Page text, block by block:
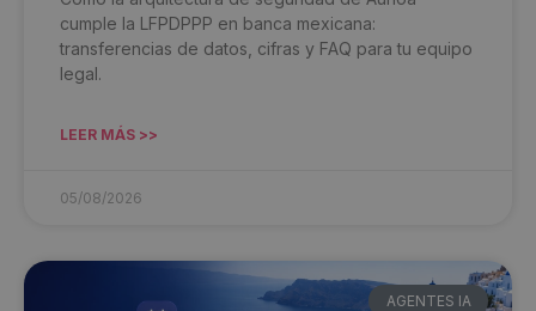
cumple la LFPDPPP en banca mexicana:
transferencias de datos, cifras y FAQ para tu equipo
legal.
LEER MÁS >>
05/08/2026
AGENTES IA